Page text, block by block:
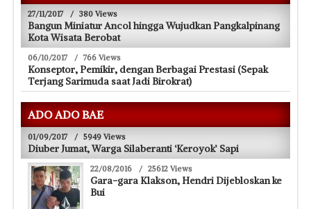
27/11/2017 / 380 Views
Bangun Miniatur Ancol hingga Wujudkan Pangkalpinang
Kota Wisata Berobat
06/10/2017 / 766 Views
Konseptor, Pemikir, dengan Berbagai Prestasi (Sepak
Terjang Sarimuda saat Jadi Birokrat)
ADO ADO BAE
01/09/2017 / 5949 Views
Diuber Jumat, Warga Silaberanti ‘Keroyok’ Sapi
22/08/2016 / 25612 Views
Gara-gara Klakson, Hendri Dijebloskan ke
Bui